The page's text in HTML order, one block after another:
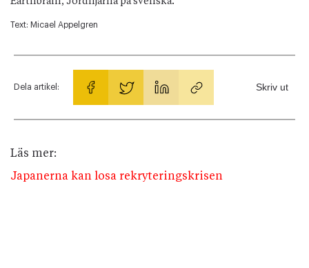
Text: Micael Appelgren
Dela artikel: Skriv ut
Läs mer:
Japanerna kan losa rekryteringskrisen